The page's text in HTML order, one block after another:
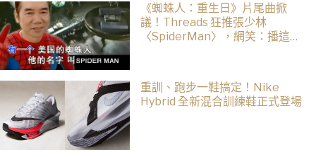
《蜘蛛人：重生日》片尾曲掀
議！Threads 狂推張少林
〈SpiderMan〉，網笑：播這個
重訓、跑步一鞋搞定！Nike
Hybrid 全新混合訓練鞋正式登場